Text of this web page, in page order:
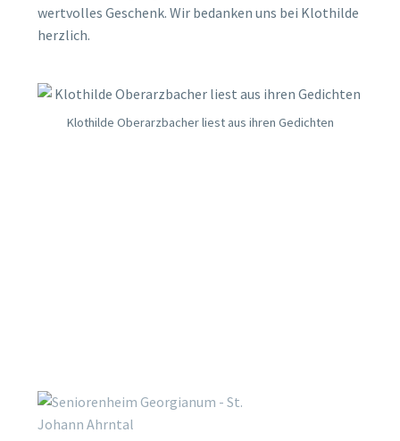
wertvolles Geschenk. Wir bedanken uns bei Klothilde
herzlich.
Klothilde Oberarzbacher liest aus ihren Gedichten